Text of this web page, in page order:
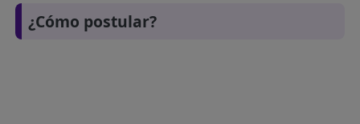
¿Cómo postular?